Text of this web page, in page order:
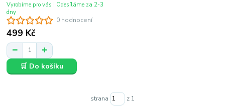
0 hodnocení
499 Kč
Vyrobíme pro vás | Odesíláme za 2-3
dny
🛒 Do košíku
strana z 1